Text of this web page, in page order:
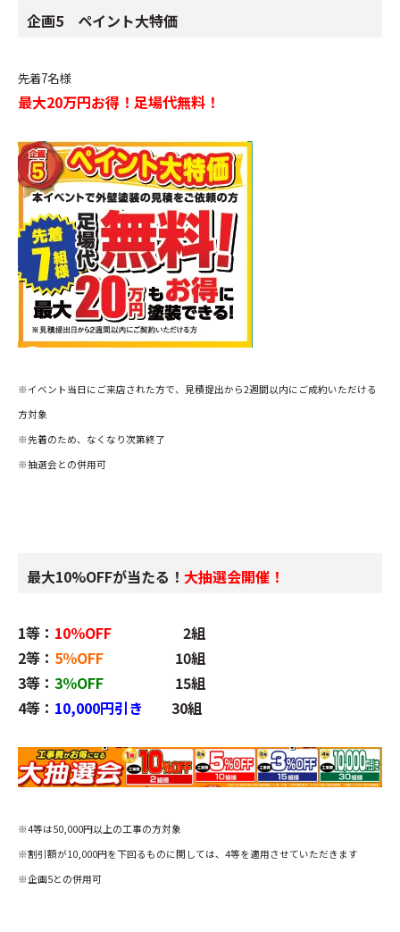
企画5 ペイント大特価
先着7名様
最大20万円お得！足場代無料！
※イベント当日にご来店された方で、見積提出から2週間以内にご成約いただける
方対象
※先着のため、なくなり次第終了
※抽選会との併用可
最大10%OFFが当たる！ 大抽選会開催！
1等： 10％OFF
2組
2等： 5％OFF
10組
3等： 3％OFF
15組
4等： 10,000円引き 30組
※4等は50,000円以上の工事の方対象
※割引額が10,000円を下回るものに関しては、4等を適用させていただきます
※企画5との併用可